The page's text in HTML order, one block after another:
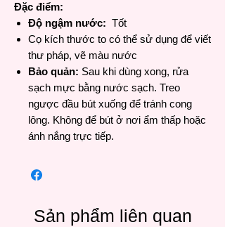
Đặc điểm:
Độ ngậm nước: Tốt
Cọ kích thước to có thể sử dụng để viết
thư pháp, vẽ màu nước
Bảo quản: Sau khi dùng xong, rửa
sạch mực bằng nước sạch. Treo
ngược đầu bút xuống để tránh cong
lông. Không để bút ở nơi ẩm thấp hoặc
ánh nắng trực tiếp.
Sản phẩm liên quan